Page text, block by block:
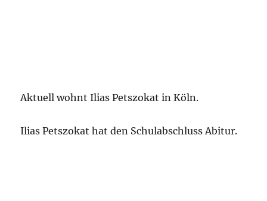
Aktuell wohnt Ilias Petszokat in Köln.
Ilias Petszokat hat den Schulabschluss Abitur.